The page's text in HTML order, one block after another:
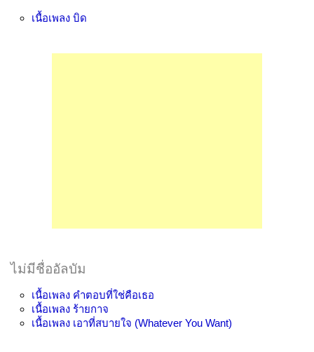
เนื้อเพลง บิด
ไม่มีชื่ออัลบัม
เนื้อเพลง คำตอบที่ใช่คือเธอ
เนื้อเพลง ร้ายกาจ
เนื้อเพลง เอาที่สบายใจ (Whatever You Want)